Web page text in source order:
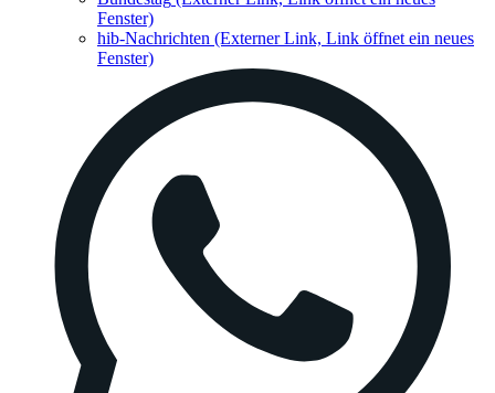
Fenster)
hib-Nachrichten (Externer Link, Link öffnet ein neues
Fenster)